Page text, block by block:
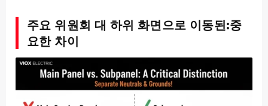
주요 위원회 대 하위 화면으로 이동된:중
요한 차이